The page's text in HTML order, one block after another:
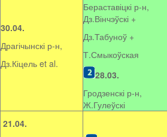
30.04.
Драгічынскі р-н,
Дз.Кіцель et al.
Бераставіцкі р-н,
Дз.Вінчэўскі +
Дз.Табуноў +
Т.Смыкоўская
28.03.
Гродзенскі р-н,
Ж.Гулеўскі
21.04.